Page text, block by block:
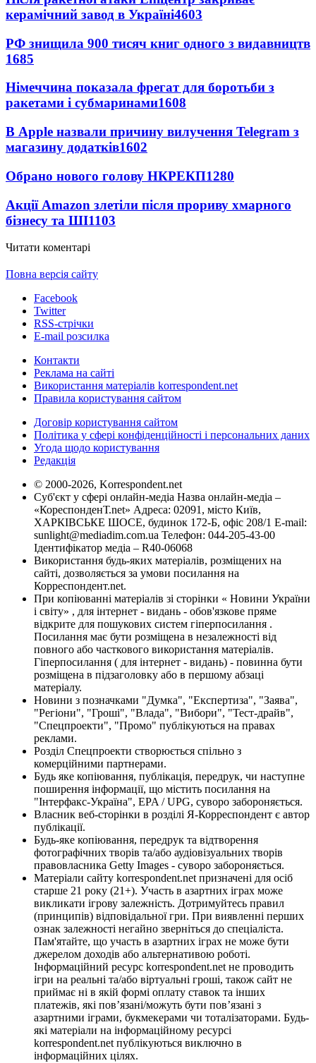
керамічний завод в Україні4603
РФ знищила 900 тисяч книг одного з видавництв
1685
Німеччина показала фрегат для боротьби з
ракетами і субмаринами1608
В Apple назвали причину вилучення Telegram з
магазину додатків1602
Обрано нового голову НКРЕКП1280
Акції Amazon злетіли після прориву хмарного
бізнесу та ШІ1103
Читати коментарі
Повна версія сайту
Facebook
Twitter
RSS-стрічки
E-mail розсилка
Контакти
Реклама на сайті
Використання матеріалів korrespondent.net
Правила користування сайтом
Договір користування сайтом
Політика у сфері конфіденційності і персональних даних
Угода щодо користування
Редакція
© 2000-2026, Korrespondent.net
Суб'єкт у сфері онлайн-медіа Назва онлайн-медіа –
«КореспонденТ.net» Адреса: 02091, місто Київ,
ХАРКІВСЬКЕ ШОСЕ, будинок 172-Б, офіс 208/1 E-mail:
sunlight@mediadim.com.ua Телефон: 044-205-43-00
Ідентифікатор медіа – R40-06068
Використання будь-яких матеріалів, розміщених на
сайті, дозволяється за умови посилання на
Корреспондент.net.
При копіюванні матеріалів зі сторінки « Новини України
і світу» , для інтернет - видань - обов'язкове пряме
відкрите для пошукових систем гіперпосилання .
Посилання має бути розміщена в незалежності від
повного або часткового використання матеріалів.
Гіперпосилання ( для інтернет - видань) - повинна бути
розміщена в підзаголовку або в першому абзаці
матеріалу.
Новини з позначками "Думка", "Експертиза", "Заява",
"Регіони", "Гроші", "Влада", "Вибори", "Тест-драйв",
"Спецпроекти", "Промо" публікуються на правах
реклами.
Розділ Спецпроекти створюється спільно з
комерційними партнерами.
Будь яке копіювання, публікація, передрук, чи наступне
поширення інформації, що містить посилання на
"Інтерфакс-Україна", EPA / UPG, суворо забороняється.
Власник веб-сторінки в розділі Я-Корреспондент є автор
публікації.
Будь-яке копіювання, передрук та відтворення
фотографічних творів та/або аудіовізуальних творів
правовласника Getty Images - суворо забороняється.
Матеріали сайту korrespondent.net призначені для осіб
старше 21 року (21+). Участь в азартних іграх може
викликати ігрову залежність. Дотримуйтесь правил
(принципів) відповідальної гри. При виявленні перших
ознак залежності негайно зверніться до спеціаліста.
Пам'ятайте, що участь в азартних іграх не може бути
джерелом доходів або альтернативою роботі.
Інформаційний ресурс korrespondent.net не проводить
ігри на реальні та/або віртуальні гроші, також сайт не
приймає ні в якій формі оплату ставок та інших
платежів, які пов’язані/можуть бути пов’язані з
азартними іграми, букмекерами чи тоталізаторами. Будь-
які матеріали на інформаційному ресурсі
korrespondent.net публікуються виключно в
інформаційних цілях.